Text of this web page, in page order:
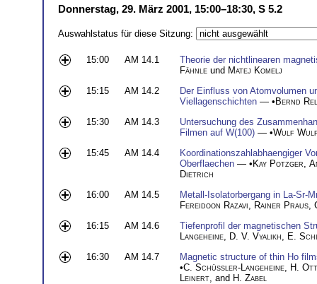
Donnerstag, 29. März 2001, 15:00–18:30, S 5.2
Auswahlstatus für diese Sitzung:
15:00 AM 14.1
Theorie der nichtlinearen
Fähnle und Matej Komelj
15:15
AM 14.2
Der Einfluss von Atomvolumen
Viellagenschichten — •Bernd
15:30
AM 14.3
Untersuchung des
Filmen auf W(100) — •Wulf
15:45
AM 14.4
Koordinationszahlabhaengiger
Oberflaechen — •Kay Potzger
Dietrich
16:00
AM 14.5
Metall-Isolatorbergang in La-Sr-
Fereidoon Razavi
Rainer Praus
16:15
AM 14.6
Tiefenprofil der magnetischen
Langeheine D. V. Vyalikh
E.
16:30
AM 14.7
Magnetic structure of thin Ho
•C. Schüßler-Langeheine H. Ott
Leinert , and H. Zabel